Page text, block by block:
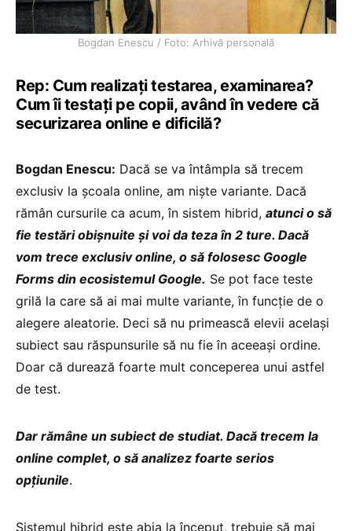
Bogdan Enescu / Foto: Arhivă personală
Rep: Cum realizați testarea, examinarea?
Cum îi testați pe copii, având în vedere că
securizarea online e dificilă?
Bogdan Enescu: Dacă se va întâmpla să trecem
exclusiv la școala online, am niște variante. Dacă
rămân cursurile ca acum, în sistem hibrid, atunci o să
fie testări obișnuite și voi da teza în 2 ture. Dacă
vom trece exclusiv online, o să folosesc Google
Forms din ecosistemul Google. Se pot face teste
grilă la care să ai mai multe variante, în funcție de o
alegere aleatorie. Deci să nu primească elevii același
subiect sau răspunsurile să nu fie în aceeași ordine.
Doar că durează foarte mult conceperea unui astfel
de test.
Dar rămâne un subiect de studiat. Dacă trecem la
online complet, o să analizez foarte serios
opțiunile.
Sistemul hibrid este abia la început, trebuie să mai